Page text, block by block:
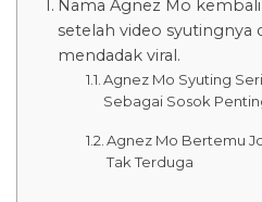
Nama Agnez Mo
setelah video syutingnya
mendadak viral.
Agnez Mo Syuting
Sebagai Sosok
Agnez Mo Bertemu
Tak Terduga